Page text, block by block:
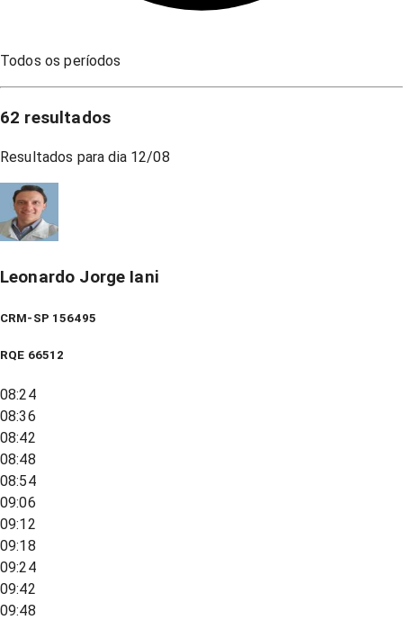
Todos os períodos
62 resultados
Resultados para dia 12/08
Leonardo Jorge Iani
CRM-SP 156495
RQE 66512
08:24
08:36
08:42
08:48
08:54
09:06
09:12
09:18
09:24
09:42
09:48